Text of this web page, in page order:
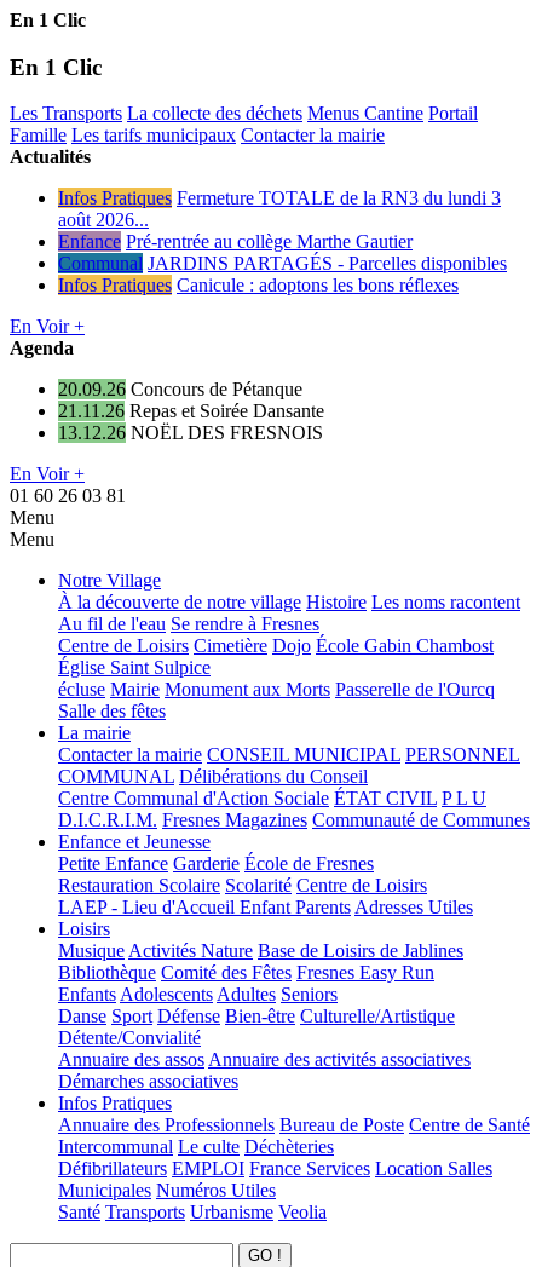
En 1 Clic
En 1 Clic
Les Transports La collecte des déchets Menus Cantine Portail
Famille Les tarifs municipaux Contacter la mairie
Actualités
Infos Pratiques Fermeture TOTALE de la RN3 du lundi 3
août 2026...
Enfance Pré-rentrée au collège Marthe Gautier
Communal JARDINS PARTAGÉS - Parcelles disponibles
Infos Pratiques Canicule : adoptons les bons réflexes
En Voir +
Agenda
20.09.26 Concours de Pétanque
21.11.26 Repas et Soirée Dansante
13.12.26 NOËL DES FRESNOIS
En Voir +
01 60 26 03 81
Menu
Menu
Notre Village
À la découverte de notre village Histoire Les noms racontent
Au fil de l'eau Se rendre à Fresnes
Centre de Loisirs Cimetière Dojo École Gabin Chambost
Église Saint Sulpice
écluse Mairie Monument aux Morts Passerelle de l'Ourcq
Salle des fêtes
La mairie
Contacter la mairie CONSEIL MUNICIPAL PERSONNEL
COMMUNAL Délibérations du Conseil
Centre Communal d'Action Sociale ÉTAT CIVIL P L U
D.I.C.R.I.M. Fresnes Magazines Communauté de Communes
Enfance et Jeunesse
Petite Enfance Garderie École de Fresnes
Restauration Scolaire Scolarité Centre de Loisirs
LAEP - Lieu d'Accueil Enfant ParentsAdresses Utiles
Loisirs
MusiqueActivités Nature Base de Loisirs de Jablines
Bibliothèque Comité des Fêtes Fresnes Easy Run
EnfantsAdolescentsAdultes Seniors
Danse Sport Défense Bien-être Culturelle/Artistique
Détente/Convialité
Annuaire des assosAnnuaire des activités associatives
Démarches associatives
Infos Pratiques
Annuaire des Professionnels Bureau de Poste Centre de Santé
Intercommunal Le culte Déchèteries
Défibrillateurs EMPLOI France Services Location Salles
Municipales Numéros Utiles
Santé Transports Urbanisme Veolia